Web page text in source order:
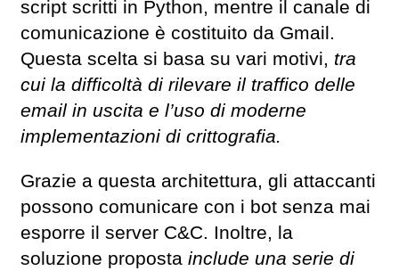
script scritti in Python, mentre il canale di
comunicazione è costituito da Gmail.
Questa scelta si basa su vari motivi, tra
cui la difficoltà di rilevare il traffico delle
email in uscita e l’uso di moderne
implementazioni di crittografia.
Grazie a questa architettura, gli attaccanti
possono comunicare con i bot senza mai
esporre il server C&C. Inoltre, la
soluzione proposta include una serie di